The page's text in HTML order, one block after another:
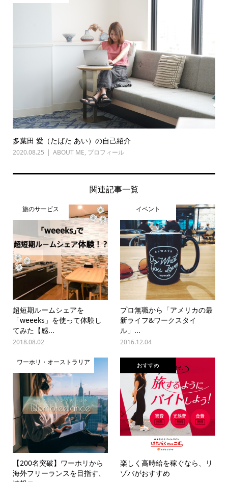
多葉田 愛（たばた あい）の自己紹介
2020.08.25 ABOUT ME, プロフィール
関連記事一覧
旅のサービス
超短期ルームシェアを
「weeeks」を使って体験し
てみた【感...
2018.08.02
イベント
プロ無職から「アメリカの最
新ライフ&ワークスタイ
ル」...
2016.12.04
ワーホリ・オーストラリア
【200名突破】ワーホリから
海外フリーランスを目指す、
おすすめ
楽しく高時給を稼ぐなら、リ
ゾバがおすすめ